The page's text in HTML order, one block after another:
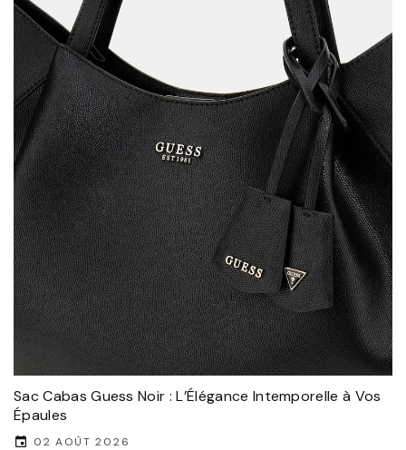
Sac Cabas Guess Noir : L’Élégance Intemporelle à Vos
Épaules
02 AOÛT 2026